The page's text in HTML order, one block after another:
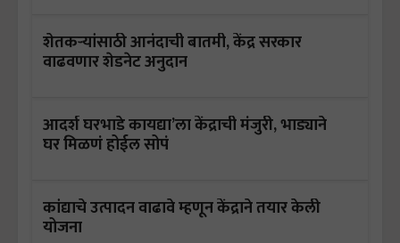
शेतकऱ्यांसाठी आनंदाची बातमी, केंद्र सरकार
वाढवणार शेडनेट अनुदान
आदर्श घरभाडे कायद्या’ला केंद्राची मंजुरी, भाड्याने
घर मिळणं होईल सोपं
कांद्याचे उत्पादन वाढावे म्हणून केंद्राने तयार केली
योजना